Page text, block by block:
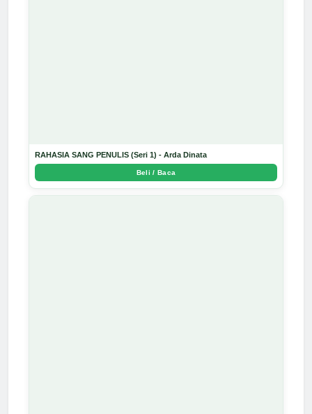
RAHASIA SANG PENULIS (Seri 1) - Arda Dinata
Beli / Baca